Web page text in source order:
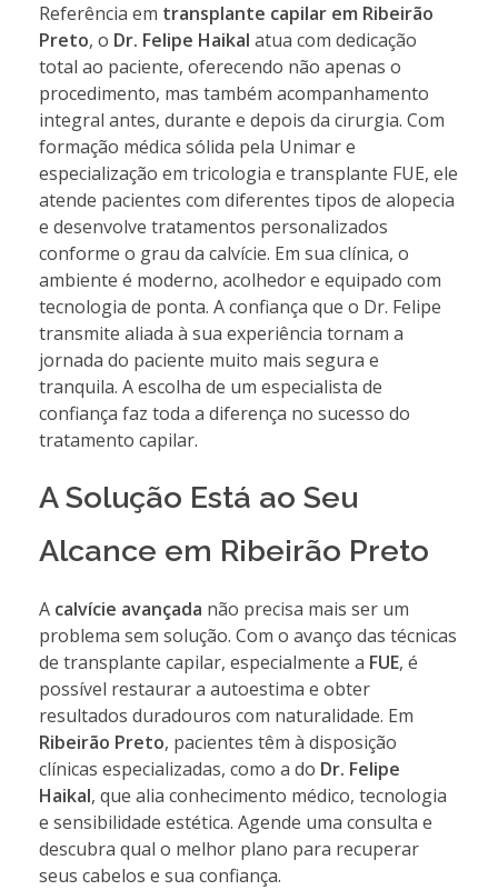
Referência em transplante capilar em Ribeirão
Preto, o Dr. Felipe Haikal atua com dedicação
total ao paciente, oferecendo não apenas o
procedimento, mas também acompanhamento
integral antes, durante e depois da cirurgia. Com
formação médica sólida pela Unimar e
especialização em tricologia e transplante FUE, ele
atende pacientes com diferentes tipos de alopecia
e desenvolve tratamentos personalizados
conforme o grau da calvície. Em sua clínica, o
ambiente é moderno, acolhedor e equipado com
tecnologia de ponta. A confiança que o Dr. Felipe
transmite aliada à sua experiência tornam a
jornada do paciente muito mais segura e
tranquila. A escolha de um especialista de
confiança faz toda a diferença no sucesso do
tratamento capilar.
A Solução Está ao Seu
Alcance em Ribeirão Preto
A calvície avançada não precisa mais ser um
problema sem solução. Com o avanço das técnicas
de transplante capilar, especialmente a FUE, é
possível restaurar a autoestima e obter
resultados duradouros com naturalidade. Em
Ribeirão Preto, pacientes têm à disposição
clínicas especializadas, como a do Dr. Felipe
Haikal, que alia conhecimento médico, tecnologia
e sensibilidade estética. Agende uma consulta e
descubra qual o melhor plano para recuperar
seus cabelos e sua confiança.